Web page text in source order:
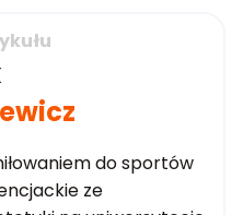
do sportów
ze